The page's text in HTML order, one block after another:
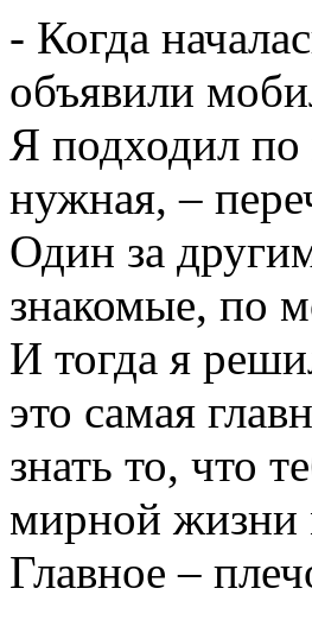
- Когда
объявили
Я подходил по
нужная, –
Один за
знакомые, по
И тогда я
это самая
знать то, что
мирной жизни
Главное –